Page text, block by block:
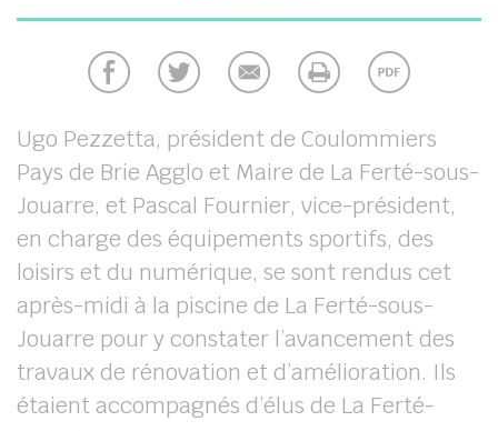
Ugo Pezzetta, président de Coulommiers
Pays de Brie Agglo et Maire de La Ferté-sous-
Jouarre, et Pascal Fournier, vice-président,
en charge des équipements sportifs, des
loisirs et du numérique, se sont rendus cet
après-midi à la piscine de La Ferté-sous-
Jouarre pour y constater l’avancement des
travaux de rénovation et d’amélioration. Ils
étaient accompagnés d’élus de La Ferté-